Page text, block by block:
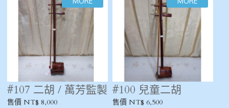
#107 二胡 / 萬芳監製
售價 NT$ 8,000
#100 兒童二胡
售價 NT$ 6,500